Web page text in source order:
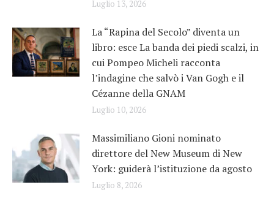
Luglio 13, 2026
La “Rapina del Secolo” diventa un
libro: esce La banda dei piedi scalzi, in
cui Pompeo Micheli racconta
l’indagine che salvò i Van Gogh e il
Cézanne della GNAM
Luglio 10, 2026
Massimiliano Gioni nominato
direttore del New Museum di New
York: guiderà l’istituzione da agosto
Luglio 8, 2026